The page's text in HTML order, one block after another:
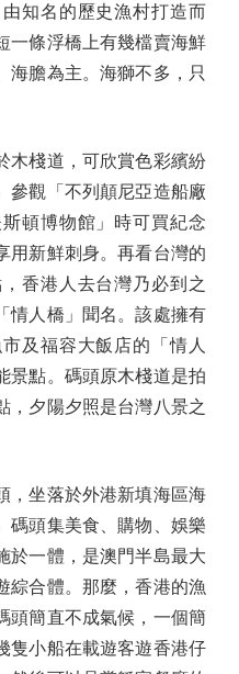
知名的歷史漁村打造而
一條浮橋上有幾檔賣海鮮
海膽為主。海獅不多，只
棧道，可欣賞色彩繽紛
參觀「不列顛尼亞造船廠
頓博物館」時可買紀念
用新鮮刺身。再看台灣的
香港人去台灣乃必到之
情人橋」聞名。該處擁有
及福容大飯店的「情人
景點。碼頭原木棧道是拍
，夕陽夕照是台灣八景之
坐落於外港新填海區海
碼頭集美食、購物、娛樂
於一體，是澳門半島最大
綜合體。那麼，香港的漁
頭簡直不成氣候，一個簡
隻小船在載遊客遊香港仔